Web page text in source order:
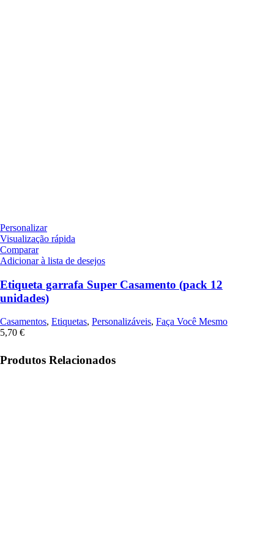
Personalizar
Visualização rápida
Comparar
Adicionar à lista de desejos
Etiqueta garrafa Super Casamento (pack 12
unidades)
Casamentos, Etiquetas, Personalizáveis, Faça Você Mesmo
5,70 €
Produtos Relacionados